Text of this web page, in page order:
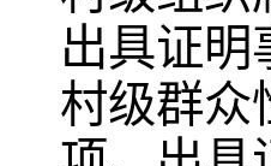
出具证明
村级群众